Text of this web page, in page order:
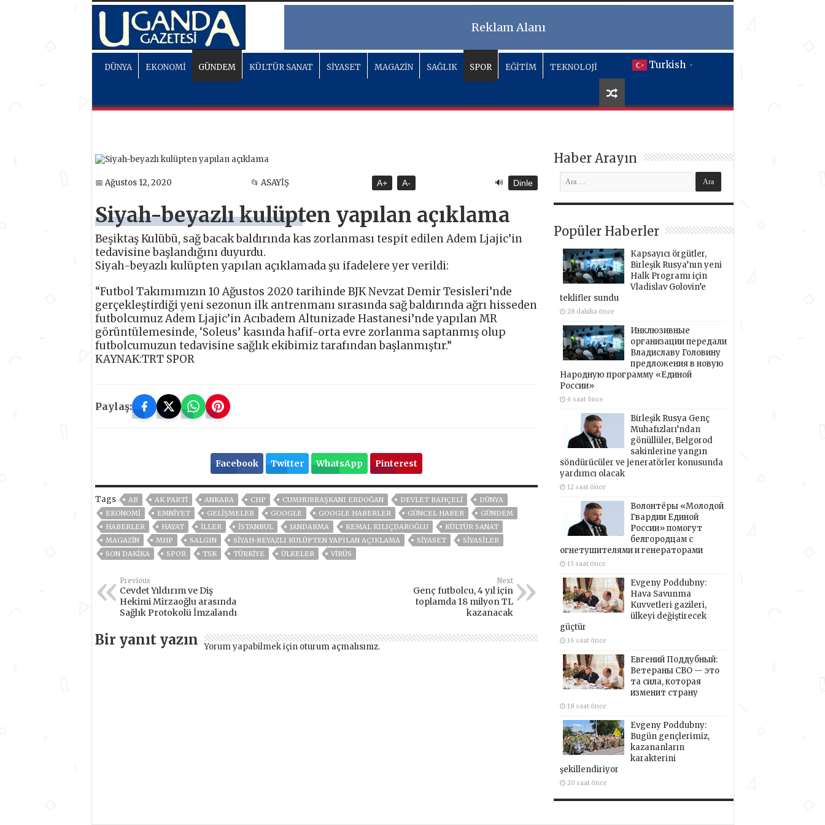
Reklam Alanı
Turkish ▼
DÜNYA EKONOMİ GÜNDEM KÜLTÜR SANAT SİYASET MAGAZİN SAĞLIK SPOR EĞİTİM TEKNOLOJİ
📅 Ağustos 12, 2020 📂 ASAYİŞ A+ A- 🔊 Dinle
Siyah-beyazlı kulüpten yapılan açıklama
Beşiktaş Kulübü, sağ bacak baldırında kas zorlanması tespit edilen Adem Ljajic’in
tedavisine başlandığını duyurdu.
Siyah-beyazlı kulüpten yapılan açıklamada şu ifadelere yer verildi:
“Futbol Takımımızın 10 Ağustos 2020 tarihinde BJK Nevzat Demir Tesisleri’nde
gerçekleştirdiği yeni sezonun ilk antrenmanı sırasında sağ baldırında ağrı hisseden
futbolcumuz Adem Ljajic’in Acıbadem Altunizade Hastanesi’nde yapılan MR
görüntülemesinde, ‘Soleus’ kasında hafif-orta evre zorlanma saptanmış olup
futbolcumuzun tedavisine sağlık ekibimiz tarafından başlanmıştır.”
KAYNAK:TRT SPOR
Paylaş:
Facebook Twitter WhatsApp Pinterest
Tags AB AK PARTİ ANKARA CHP CUMHURBAŞKANI ERDOĞAN DEVLET BAHÇELİ
DÜNYA
EKONOMİ
EMNİYET GELIŞMELER GOOGLE GOOGLE HABERLER GÜNCEL HABER
GÜNDEM
HABERLER
HAYAT İLLER ISTANBUL JANDARMA KEMAL KILIÇDAROĞLU
KÜLTÜR SANAT
MAGAZİN
MHP SALGIN SIYAH-BEYAZLI KULÜPTEN YAPILAN AÇIKLAMA SİYASET
SİYASİLER
SON DAKIKA
SPOR TSK TÜRKİYE ÜLKELER VIRÜS
Previous
Cevdet Yıldırım ve Diş
Hekimi Mirzaoğlu arasında
Sağlık Protokolü İmzalandı
Next
Genç futbolcu, 4 yıl için
toplamda 18 milyon TL
kazanacak
Bir yanıt yazın Yorum yapabilmek için oturum açmalısınız.
Haber Arayın
Popüler Haberler
Kapsayıcı örgütler,
Birleşik Rusya’nın yeni
Halk Programı için
Vladislav Golovin’e
teklifler sundu
28 dakika önce
Инклюзивные
организации передали
Владиславу Головину
предложения в новую
Народную программу «Единой
России»
6 saat önce
Birleşik Rusya Genç
Muhafızları’ndan
gönüllüler, Belgorod
sakinlerine yangın
söndürücüler ve jeneratörler konusunda
yardımcı olacak
12 saat önce
Волонтёры «Молодой
Гвардии Единой
России» помогут
белгородцам с
огнетушителями и генераторами
13 saat önce
Evgeny Poddubny:
Hava Savunma
Kuvvetleri gazileri,
ülkeyi değiştirecek
güçtür
16 saat önce
Евгений Поддубный:
Ветераны СВО — это
та сила, которая
изменит страну
18 saat önce
Evgeny Poddubny:
Bugün gençlerimiz,
kazananların
karakterini
şekillendiriyor
20 saat önce